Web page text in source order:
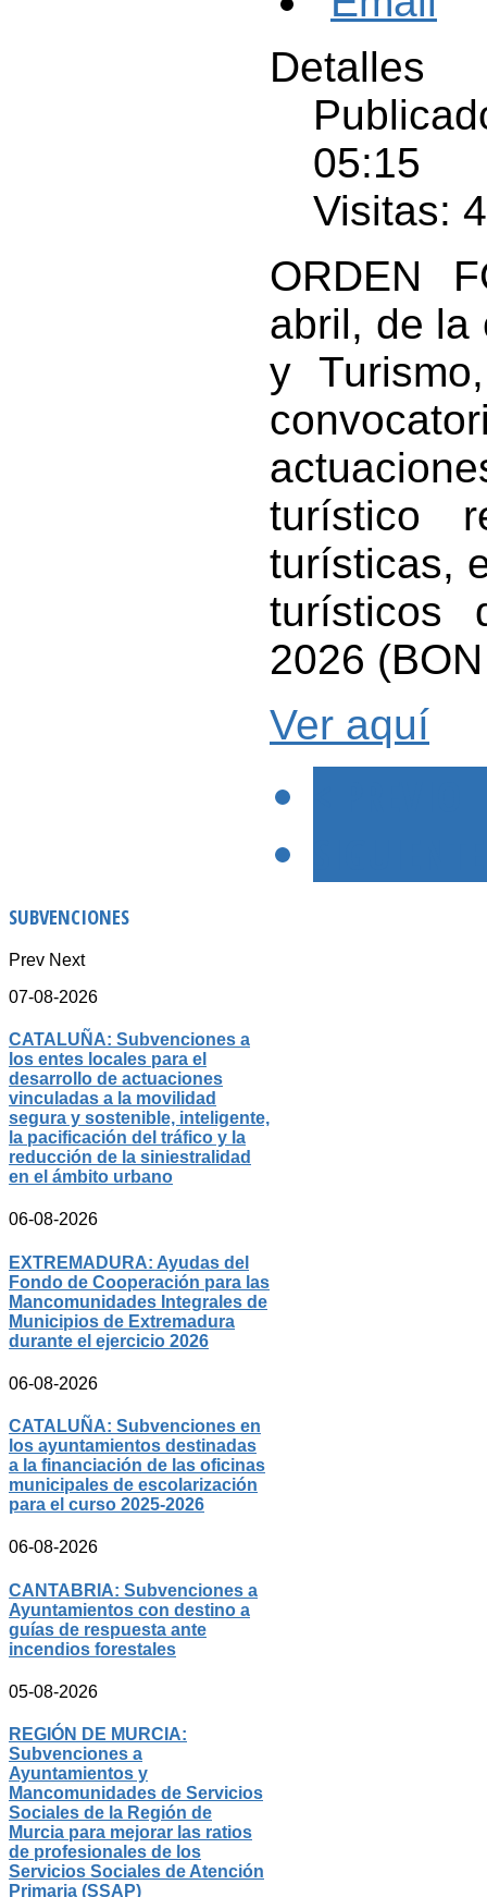
Detalles
05:15
Visitas:
ORDEN
abril, de la
y
turístico
turísticas,
turísticos
2026
Ver aquí
SUBVENCIONES
Prev Next
07-08-2026
CATALUÑA: Subvenciones a
los entes locales para el
desarrollo de actuaciones
vinculadas a la movilidad
segura y sostenible, inteligente,
la pacificación del tráfico y la
reducción de la siniestralidad
en el ámbito urbano
06-08-2026
EXTREMADURA: Ayudas del
Fondo de Cooperación para las
Mancomunidades Integrales de
Municipios de Extremadura
durante el ejercicio 2026
06-08-2026
CATALUÑA: Subvenciones en
los ayuntamientos destinadas
a la financiación de las oficinas
municipales de escolarización
para el curso 2025-2026
06-08-2026
CANTABRIA: Subvenciones a
Ayuntamientos con destino a
guías de respuesta ante
incendios forestales
05-08-2026
REGIÓN DE MURCIA:
Subvenciones a
Ayuntamientos y
Mancomunidades de Servicios
Sociales de la Región de
Murcia para mejorar las ratios
de profesionales de los
Servicios Sociales de Atención
Primaria (SSAP)